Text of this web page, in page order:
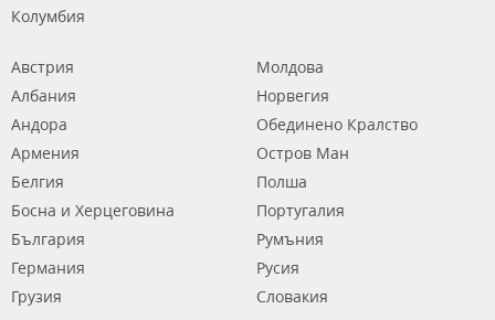
Колумбия
Австрия
Албания
Андора
Армения
Белгия
Босна и Херцеговина
България
Германия
Грузия
Молдова
Норвегия
Обединено Кралство
Остров Ман
Полша
Португалия
Румъния
Русия
Словакия